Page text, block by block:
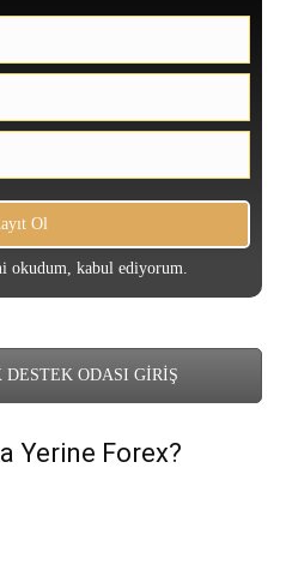
okudum, kabul ediyorum.
DESTEK ODASI GİRİŞ
Yerine Forex?